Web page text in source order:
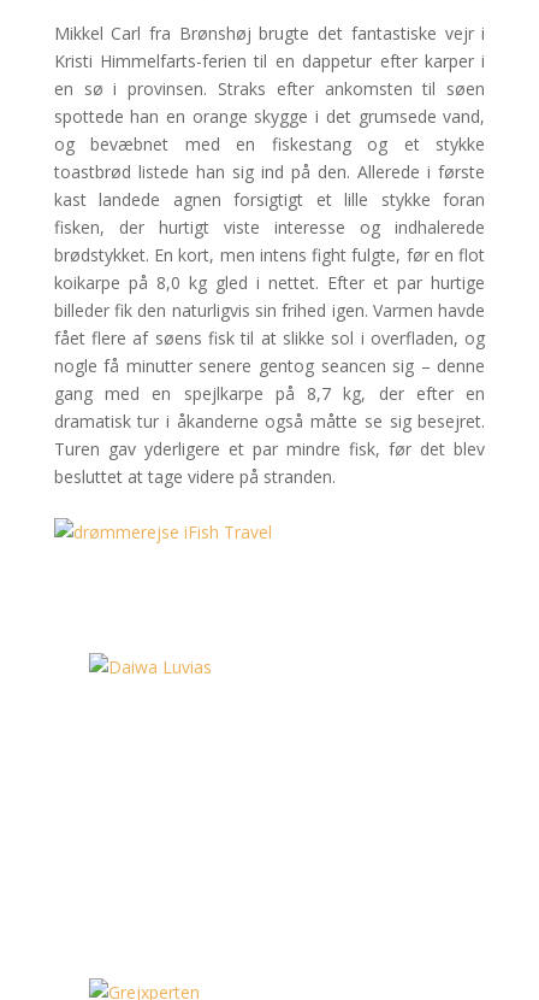
Mikkel Carl fra Brønshøj brugte det fantastiske vejr i
Kristi Himmelfarts-ferien til en dappetur efter karper i
en sø i provinsen. Straks efter ankomsten til søen
spottede han en orange skygge i det grumsede vand,
og bevæbnet med en fiskestang og et stykke
toastbrød listede han sig ind på den. Allerede i første
kast landede agnen forsigtigt et lille stykke foran
fisken, der hurtigt viste interesse og indhalerede
brødstykket. En kort, men intens fight fulgte, før en flot
koikarpe på 8,0 kg gled i nettet. Efter et par hurtige
billeder fik den naturligvis sin frihed igen. Varmen havde
fået flere af søens fisk til at slikke sol i overfladen, og
nogle få minutter senere gentog seancen sig – denne
gang med en spejlkarpe på 8,7 kg, der efter en
dramatisk tur i åkanderne også måtte se sig besejret.
Turen gav yderligere et par mindre fisk, før det blev
besluttet at tage videre på stranden.